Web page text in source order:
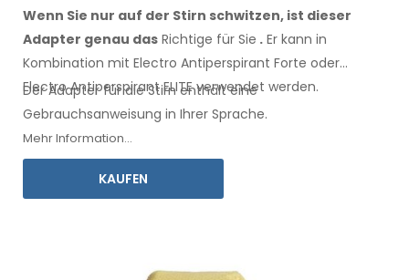
Wenn Sie nur auf der Stirn schwitzen, ist dieser
Adapter genau das Richtige für Sie . Er kann in
Kombination mit Electro Antiperspirant Forte oder
Electro Antiperspirant ELITEverwendet werden.
Der Adapter fürdie Stirnenthält eine
Gebrauchsanweisung in Ihrer Sprache.
Mehr Information...
KAUFEN